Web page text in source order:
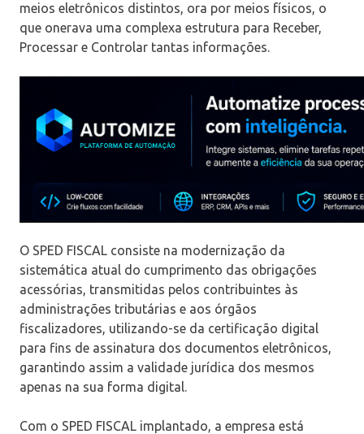
meios eletrônicos distintos, ora por meios físicos, o
que onerava uma complexa estrutura para Receber,
Processar e Controlar tantas informações.
O SPED FISCAL consiste na modernização da
sistemática atual do cumprimento das obrigações
acessórias, transmitidas pelos contribuintes às
administrações tributárias e aos órgãos
fiscalizadores, utilizando-se da certificação digital
para fins de assinatura dos documentos eletrônicos,
garantindo assim a validade jurídica dos mesmos
apenas na sua forma digital.
Com o SPED FISCAL implantado, a empresa está